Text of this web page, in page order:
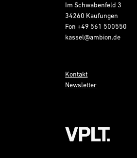
Im Schwabenfeld 3
34260 Kaufungen
Fon+49 561 500550
kassel@ambion.de
Kontakt
Newsletter